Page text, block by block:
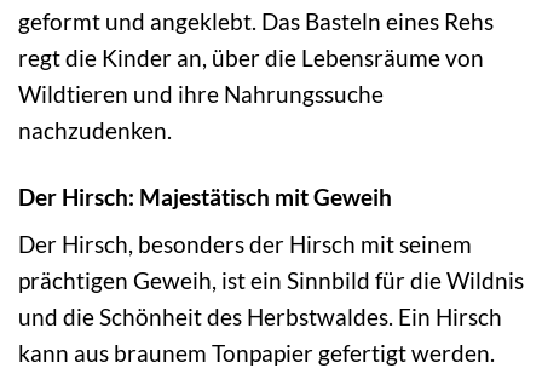
geformt und angeklebt. Das Basteln eines Rehs
regt die Kinder an, über die Lebensräume von
Wildtieren und ihre Nahrungssuche
nachzudenken.
Der Hirsch: Majestätisch mit Geweih
Der Hirsch, besonders der Hirsch mit seinem
prächtigen Geweih, ist ein Sinnbild für die Wildnis
und die Schönheit des Herbstwaldes. Ein Hirsch
kann aus braunem Tonpapier gefertigt werden.